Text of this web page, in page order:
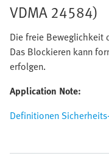
VDMA 24584)
Die freie Beweglichkeit
Das Blockieren kann
erfolgen.
Application Note:
Definitionen